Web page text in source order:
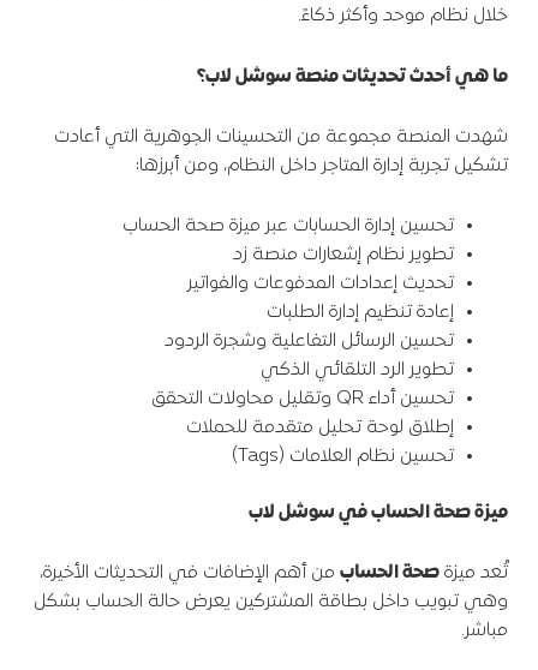
خلال نظام موحد وأكثر ذكاءً.
ما هي أحدث تحديثات منصة سوشل لاب؟
شهدت المنصة مجموعة من التحسينات الجوهرية التي أعادت
تشكيل تجربة إدارة المتاجر داخل النظام، ومن أبرزها:
تحسين إدارة الحسابات عبر ميزة صحة الحساب
تطوير نظام إشعارات منصة زد
تحديث إعدادات المدفوعات والفواتير
إعادة تنظيم إدارة الطلبات
تحسين الرسائل التفاعلية وشجرة الردود
تطوير الرد التلقائي الذكي
تحسين أداء QR وتقليل محاولات التحقق
إطلاق لوحة تحليل متقدمة للحملات
تحسين نظام العلامات (Tags)
ميزة صحة الحساب في سوشل لاب
تُعد ميزة صحة الحساب من أهم الإضافات في التحديثات الأخيرة،
وهي تبويب داخل بطاقة المشتركين يعرض حالة الحساب بشكل
مباشر.